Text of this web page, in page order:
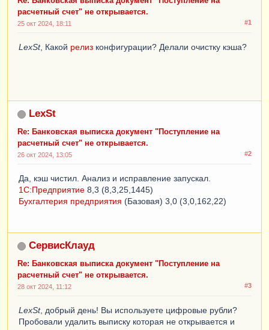
расчетный счет" не открывается.
#1
25 окт 2024, 18:11
LexSt, Какой релиз конфигурации? Делали очистку кэша?
LexSt
Re: Банковская выписка документ "Поступление на
расчетный счет" не открывается.
#2
26 окт 2024, 13:05
Да, кэш чистил. Анализ и исправление запускал.
1С:Предприятие 8,3 (8,3,25,1445)
Бухгалтерия предприятия (Базовая) 3,0 (3,0,162,22)
СервисКлауд
Re: Банковская выписка документ "Поступление на
расчетный счет" не открывается.
#3
28 окт 2024, 11:12
LexSt, добрый день! Вы используете цифровые рубли?
Пробовали удалить выписку которая не открывается и